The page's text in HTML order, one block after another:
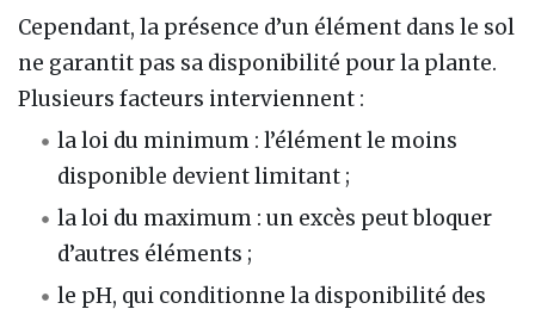
Cependant, la présence d’un élément dans le sol
ne garantit pas sa disponibilité pour la plante.
Plusieurs facteurs interviennent :
la loi du minimum : l’élément le moins
disponible devient limitant ;
la loi du maximum : un excès peut bloquer
d’autres éléments ;
le pH, qui conditionne la disponibilité des